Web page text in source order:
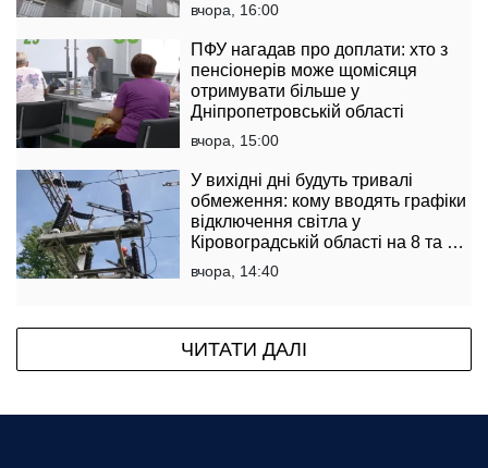
вчора, 16:00
ПФУ нагадав про доплати: хто з
пенсіонерів може щомісяця
отримувати більше у
Дніпропетровській області
вчора, 15:00
У вихідні дні будуть тривалі
обмеження: кому вводять графіки
відключення світла у
Кіровоградській області на 8 та 9
серпня
вчора, 14:40
ЧИТАТИ ДАЛІ